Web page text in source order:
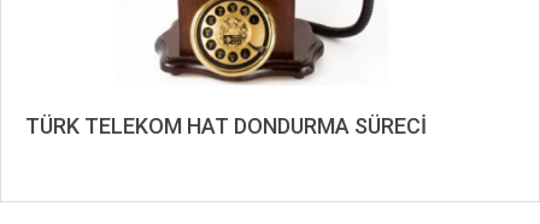
TÜRK TELEKOM HAT DONDURMA SÜRECİ